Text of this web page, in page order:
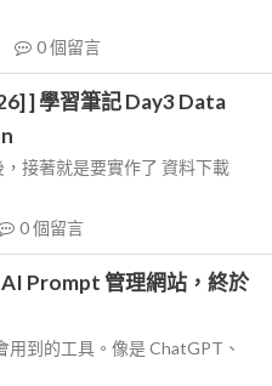
0個留言
] 學習筆記 Day3 Data
接著就是要實作了 資料下載
0個留言
AI Prompt 管理網站，終於
到的工具。像是 ChatGPT、